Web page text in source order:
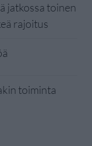
jatkossa toinen
rajoitus
toiminta